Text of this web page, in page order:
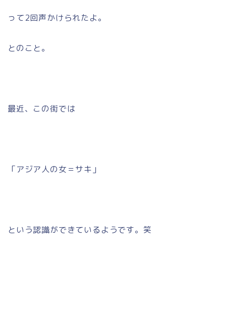
って2回声かけられたよ。
とのこと。
最近、この街では
「アジア人の女＝サキ」
という認識ができているようです。笑